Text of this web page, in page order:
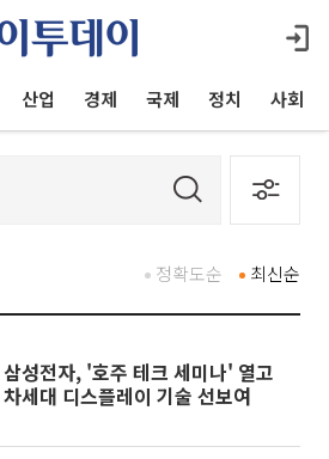
산업 경제 국제 정치 사회
최신순
정확도순
삼성전자, '호주 테크 세미나' 열고
차세대 디스플레이 기술 선보여